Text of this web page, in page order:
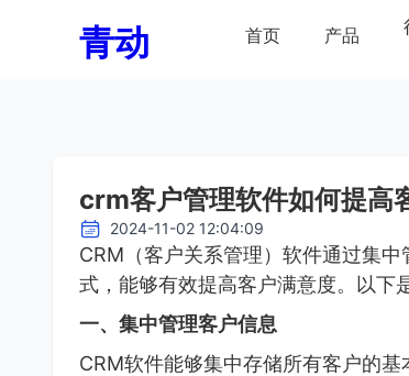
青动 首页 产品
crm客户管理软件如何提高
2024-11-02 12:04:09
CRM（客户关系管理）软件通过集
式，能够有效提高客户满意度。以下
一、集中管理客户信息
CRM软件能够集中存储所有客户的